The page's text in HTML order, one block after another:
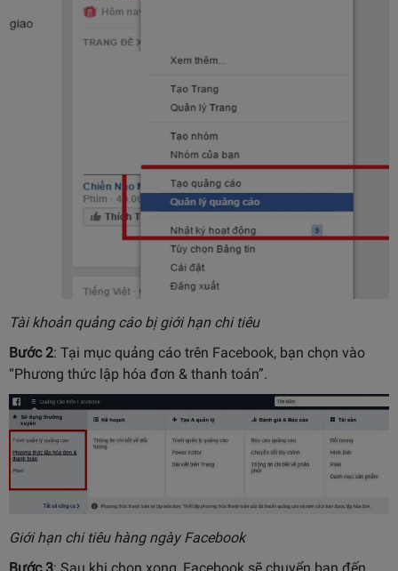
Tài khoản quảng cáo bị giới hạn chi tiêu
Bước 2: Tại mục quảng cáo trên Facebook, bạn chọn vào
“Phương thức lập hóa đơn & thanh toán”.
Giới hạn chi tiêu hàng ngày Facebook
Bước 3: Sau khi chọn xong, Facebook sẽ chuyển bạn đến